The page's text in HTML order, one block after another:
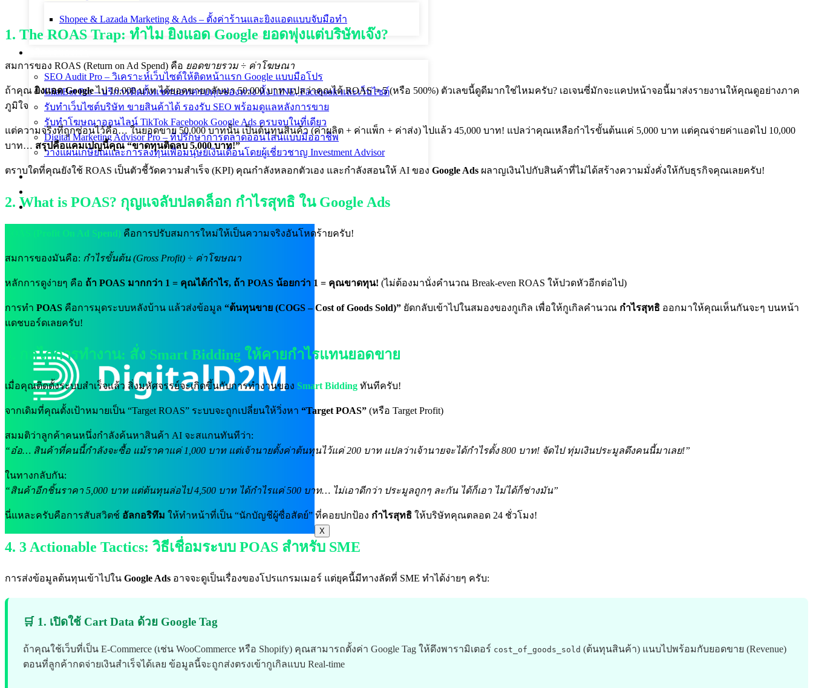
Shopee & Lazada Marketing & Ads – ตั้งค่าร้านและยิงแอดแบบจับมือทำ
SEO Audit Pro – วิเคราะห์เว็บไซต์ให้ติดหน้าแรก Google แบบมือโปร
ChatBot Pro – บริการติดตั้งแชทบอทครบทุกช่องทาง ทั้ง LINE, Facebook และเว็บไซต์
รับทำเว็บไซต์บริษัท ขายสินค้าได้ รองรับ SEO พร้อมดูแลหลังการขาย
รับทำโฆษณาออนไลน์ TikTok Facebook Google Ads ครบจบในที่เดียว
Digital Marketing Advisor Pro – ที่ปรึกษาการตลาดออนไลน์แบบมืออาชีพ
วางแผนเกษียณและการลงทุนเพื่อมนุษย์เงินเดือนโดยผู้เชี่ยวชาญ Investment Advisor
ผลงานที่ผ่านมา
ติดต่อผม
X
1. The ROAS Trap: ทำไม ยิงแอด Google ยอดพุ่งแต่บริษัทเจ๊ง?
สมการของ ROAS (Return on Ad Spend) คือ ยอดขายรวม ÷ ค่าโฆษณา
ถ้าคุณยิงแอด Googleไป 10,000 บาท ได้ยอดขายกลับมา 50,000 บาท แปลว่าคุณได้ ROAS = 5 (หรือ 500%) ตัวเลขนี้ดูดีมากใช่ไหมครับ? เอเจนซี่มักจะแคปหน้าจอนี้มาส่งรายงานให้คุณดูอย่างภาค
ภูมิใจ
แต่ความจริงที่ถูกซ่อนไว้คือ… ในยอดขาย 50,000 บาทนั้น เป็นต้นทุนสินค้า (ค่าผลิต + ค่าแพ็ก + ค่าส่ง) ไปแล้ว 45,000 บาท! แปลว่าคุณเหลือกำไรขั้นต้นแค่ 5,000 บาท แต่คุณจ่ายค่าแอดไป 10,000
บาท… สรุปคือแคมเปญนี้คุณ “ขาดทุนติดลบ 5,000 บาท!”
ตราบใดที่คุณยังใช้ ROAS เป็นตัวชี้วัดความสำเร็จ (KPI) คุณกำลังหลอกตัวเอง และกำลังสอนให้ AI ของ Google Ads ผลาญเงินไปกับสินค้าที่ไม่ได้สร้างความมั่งคั่งให้กับธุรกิจคุณเลยครับ!
2. What is POAS? กุญแจลับปลดล็อก กำไรสุทธิ ใน Google Ads
POAS (Profit On Ad Spend) คือการปรับสมการใหม่ให้เป็นความจริงอันโหดร้ายครับ!
สมการของมันคือ: กำไรขั้นต้น (Gross Profit) ÷ ค่าโฆษณา
หลักการดูง่ายๆ คือ ถ้า POAS มากกว่า 1 = คุณได้กำไร, ถ้า POAS น้อยกว่า 1 = คุณขาดทุน! (ไม่ต้องมานั่งคำนวณ Break-even ROAS ให้ปวดหัวอีกต่อไป)
การทำ POAS คือการมุดระบบหลังบ้าน แล้วส่งข้อมูล “ต้นทุนขาย (COGS – Cost of Goods Sold)” ยัดกลับเข้าไปในสมองของกูเกิล เพื่อให้กูเกิลคำนวณ กำไรสุทธิ ออกมาให้คุณเห็นกันจะๆ บนหน้า
แดชบอร์ดเลยครับ!
3. กลไกการทำงาน: สั่ง Smart Bidding ให้คายกำไรแทนยอดขาย
เมื่อคุณติดตั้งระบบสำเร็จแล้ว สิ่งมหัศจรรย์จะเกิดขึ้นกับการทำงานของ Smart Bidding ทันทีครับ!
จากเดิมที่คุณตั้งเป้าหมายเป็น “Target ROAS” ระบบจะถูกเปลี่ยนให้วิ่งหา “Target POAS” (หรือ Target Profit)
สมมติว่าลูกค้าคนหนึ่งกำลังค้นหาสินค้า AI จะสแกนทันทีว่า:
“อ๋อ… สินค้าที่คนนี้กำลังจะซื้อ แม้ราคาแค่ 1,000 บาท แต่เจ้านายตั้งค่าต้นทุนไว้แค่ 200 บาท แปลว่าเจ้านายจะได้กำไรตั้ง 800 บาท! จัดไป ทุ่มเงินประมูลดึงคนนี้มาเลย!”
ในทางกลับกัน:
“สินค้าอีกชิ้นราคา 5,000 บาท แต่ต้นทุนล่อไป 4,500 บาท ได้กำไรแค่ 500 บาท… ไม่เอาดีกว่า ประมูลถูกๆ ละกัน ได้ก็เอา ไม่ได้ก็ช่างมัน”
นี่แหละครับคือการสับสวิตช์ อัลกอริทึม ให้ทำหน้าที่เป็น “นักบัญชีผู้ซื่อสัตย์” ที่คอยปกป้อง กำไรสุทธิ ให้บริษัทคุณตลอด 24 ชั่วโมง!
4. 3 Actionable Tactics: วิธีเชื่อมระบบ POAS สำหรับ SME
การส่งข้อมูลต้นทุนเข้าไปใน Google Ads อาจจะดูเป็นเรื่องของโปรแกรมเมอร์ แต่ยุคนี้มีทางลัดที่ SME ทำได้ง่ายๆ ครับ:
🛒 1. เปิดใช้ Cart Data ด้วย Google Tag
ถ้าคุณใช้เว็บที่เป็น E-Commerce (เช่น WooCommerce หรือ Shopify) คุณสามารถตั้งค่า Google Tag ให้ดึงพารามิเตอร์ cost_of_goods_sold (ต้นทุนสินค้า) แนบไปพร้อมกับยอดขาย (Revenue)
ตอนที่ลูกค้ากดจ่ายเงินสำเร็จได้เลย ข้อมูลนี้จะถูกส่งตรงเข้ากูเกิลแบบ Real-time